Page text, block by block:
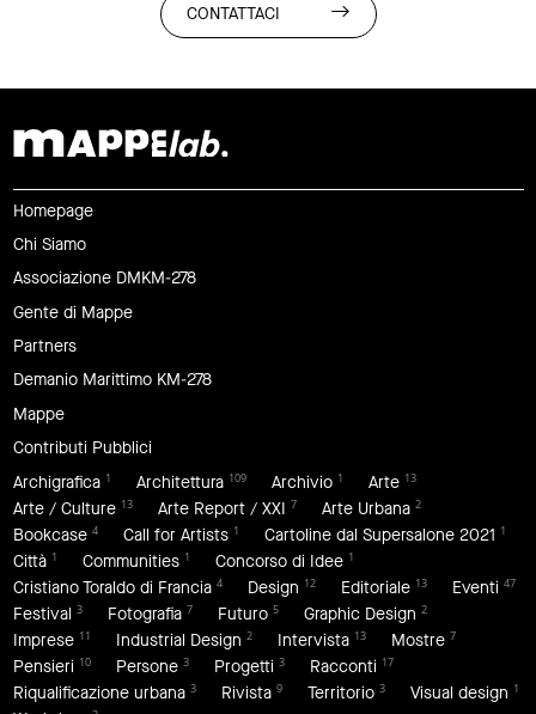
CONTATTACI
Homepage
Chi Siamo
Associazione DMKM-278
Gente di Mappe
Partners
Demanio Marittimo KM-278
Mappe
Contributi Pubblici
Archigrafica 1 Architettura 109 Archivio 1 Arte 13
Arte / Culture 13 Arte Report / XXI 7 Arte Urbana 2
Bookcase 4 Call for Artists 1 Cartoline dal Supersalone 2021 1
Città 1 Communities 1 Concorso di Idee 1
Cristiano Toraldo di Francia 4 Design 12 Editoriale 13 Eventi 47
Festival 3 Fotografia 7 Futuro 5 Graphic Design 2
Imprese 11 Industrial Design 2 Intervista 13 Mostre 7
Pensieri 10 Persone 3 Progetti 3 Racconti 17
Riqualificazione urbana 3 Rivista 9 Territorio 3 Visual design 1